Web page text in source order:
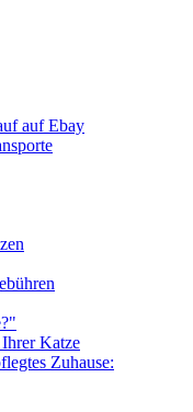
auf Ebay
Katze
Zuhause: